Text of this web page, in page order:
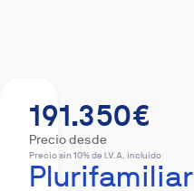
191.350€
Precio desde
Precio sin 10% de I.V.A. incluido
Plurifamiliar